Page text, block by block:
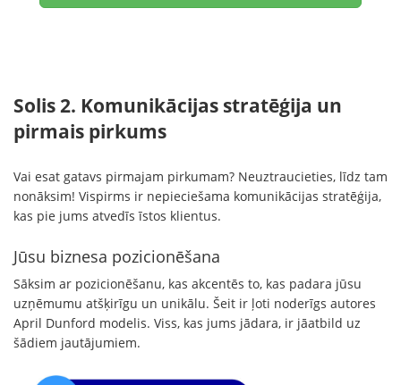
Solis 2. Komunikācijas stratēģija un
pirmais pirkums
Vai esat gatavs pirmajam pirkumam? Neuztraucieties, līdz tam
nonāksim! Vispirms ir nepieciešama komunikācijas stratēģija,
kas pie jums atvedīs īstos klientus.
Jūsu biznesa pozicionēšana
Sāksim ar pozicionēšanu, kas akcentēs to, kas padara jūsu
uzņēmumu atšķirīgu un unikālu. Šeit ir ļoti noderīgs autores
April Dunford modelis. Viss, kas jums jādara, ir jāatbild uz
šādiem jautājumiem.